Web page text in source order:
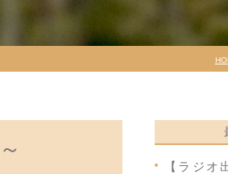
ルが効かない皮膚病 トイプードルの皮膚
【ラジオ